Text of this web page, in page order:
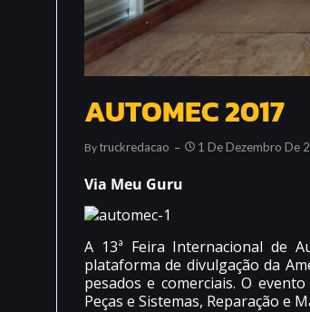
AUTOMEC 2017
ByTruckredacao 1 De Dezembro De
Via Meu Guru
A 13ª Feira Internacional de
plataforma de divulgação da
pesados e comerciais. O
Peças e Sistemas, Reparação e